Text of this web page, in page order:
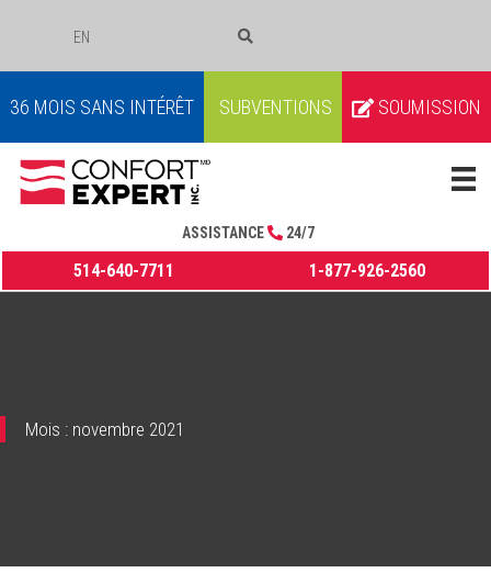
EN
36 MOIS SANS INTÉRÊT SUBVENTIONS SOUMISSION
ASSISTANCE 24/7
514-640-7711 1-877-926-2560
Mois : novembre 2021